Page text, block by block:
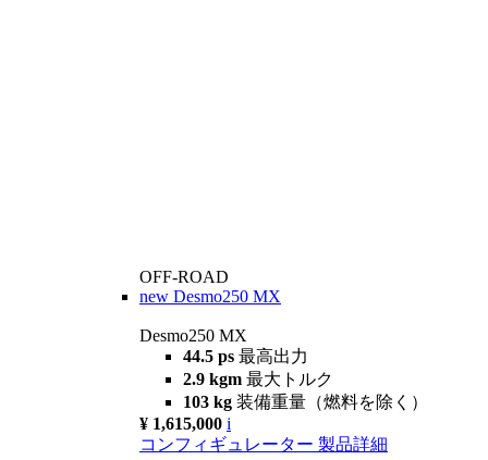
OFF-ROAD
new Desmo250 MX
Desmo250 MX
44.5 ps 最高出力
2.9 kgm 最大トルク
103 kg 装備重量（燃料を除く）
¥ 1,615,000 i
コンフィギュレーター 製品詳細